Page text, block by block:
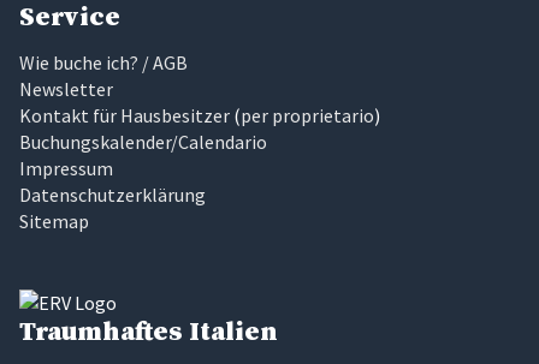
Service
Wie buche ich? / AGB
Newsletter
Kontakt für Hausbesitzer (per proprietario)
Buchungskalender/Calendario
Impressum
Datenschutzerklärung
Sitemap
Traumhaftes Italien